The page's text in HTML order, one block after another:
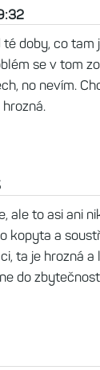
doby, co
se v tom
no nevím.
ale to asi ani
kopyta a
ta je hrozná a
do